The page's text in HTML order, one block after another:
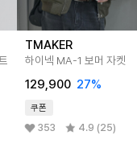
TMAKER
하이넥 MA-1 보머 자켓
129,900 27%
쿠폰
353 4.9 (25)